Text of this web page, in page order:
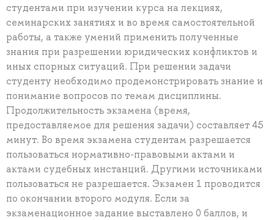
студентами при изучении курса на лекциях,
семинарских занятиях и во время самостоятельной
работы, а также умений применить полученные
знания при разрешении юридических конфликтов и
иных спорных ситуаций. При решении задачи
студенту необходимо продемонстрировать знание и
понимание вопросов по темам дисциплины.
Продолжительность экзамена (время,
предоставляемое для решения задачи) составляет 45
минут. Во время экзамена студентам разрешается
пользоваться нормативно-правовыми актами и
актами судебных инстанций. Другими источниками
пользоваться не разрешается. Экзамен 1 проводится
по окончании второго модуля. Если за
экзаменационное задание выставлено 0 баллов, и